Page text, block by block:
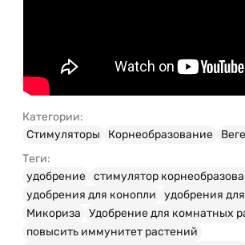
Категории:
Стимуляторы
Корнеобразование
Теги:
удобрение стимулятор
удобрения для конопли
удобрения
Микориза
Удобрение для комнатных
повысить иммунитет растений